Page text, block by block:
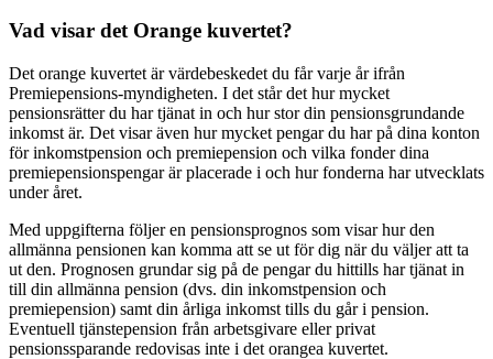
Vad visar det Orange kuvertet?
Det orange kuvertet är värdebeskedet du får varje år ifrån
Premiepensions-myndigheten. I det står det hur mycket
pensionsrätter du har tjänat in och hur stor din pensionsgrundande
inkomst är. Det visar även hur mycket pengar du har på dina konton
för inkomstpension och premiepension och vilka fonder dina
premiepensionspengar är placerade i och hur fonderna har utvecklats
under året.
Med uppgifterna följer en pensionsprognos som visar hur den
allmänna pensionen kan komma att se ut för dig när du väljer att ta
ut den. Prognosen grundar sig på de pengar du hittills har tjänat in
till din allmänna pension (dvs. din inkomstpension och
premiepension) samt din årliga inkomst tills du går i pension.
Eventuell tjänstepension från arbetsgivare eller privat
pensionssparande redovisas inte i det orangea kuvertet.